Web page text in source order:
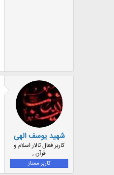
شهید یوسف الهی
کاربر فعال تالار اسلام و
قرآن ,
کاربر ممتاز